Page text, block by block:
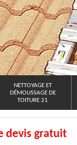
NETTOYAGE ET
DÉMOUSSAGE DE
TOITURE 21
devis gratuit